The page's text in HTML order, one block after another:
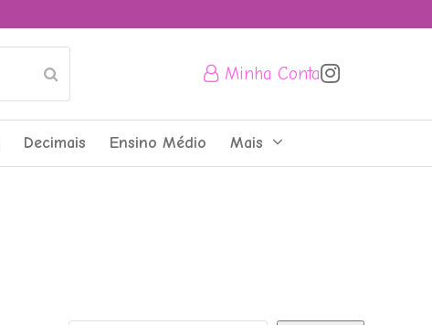
Minha Conta
Decimais Ensino Médio Mais